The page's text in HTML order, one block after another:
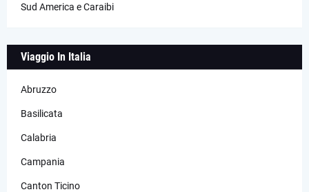
Sud America e Caraibi
Viaggio In Italia
Abruzzo
Basilicata
Calabria
Campania
Canton Ticino